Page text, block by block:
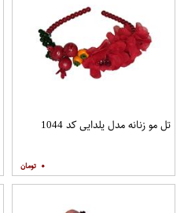
تل مو زنانه مدل یلدایی کد 1044
۰